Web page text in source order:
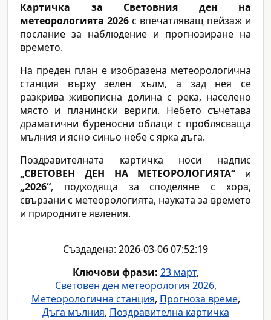
Картичка за Световния ден на
метеорологията 2026 с впечатляващ пейзаж и
послание за наблюдение и прогнозиране на
времето.
На преден план е изобразена метеорологична
станция върху зелен хълм, а зад нея се
разкрива живописна долина с река, населено
място и планински вериги. Небето съчетава
драматични буреносни облаци с проблясваща
мълния и ясно синьо небе с ярка дъга.
Поздравителната картичка носи надпис
„СВЕТОВЕН ДЕН НА МЕТЕОРОЛОГИЯТА“ и
„2026“, подходяща за споделяне с хора,
свързани с метеорологията, науката за времето
и природните явления.
Създадена: 2026-03-06 07:52:19
Ключови фрази: 23 март,
Световен ден метеорология 2026,
Метеорологична станция, Прогноза време,
Дъга мълния, Поздравителна картичка